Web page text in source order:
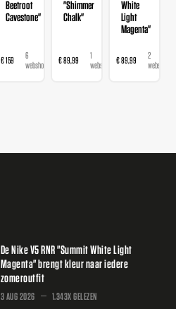
Beetroot
Cavestone"
€ 159
6
webshops
"Shimmer
Chalk"
€ 89,99
1
webshop
White
Light
Magenta"
€ 89,99
2
webshops
De Nike V5 RNR "Summit White Light
Magenta" brengt kleur naar iedere
zomeroutfit
3 AUG 2026 1.343X GELEZEN